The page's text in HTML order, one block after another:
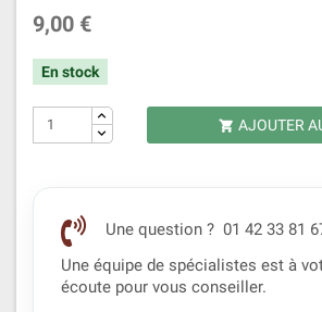
9,00 €
En stock
 AJOUTER
Une question ? 01 42 33 81
Une équipe de spécialistes est à
écoute pour vous conseiller.